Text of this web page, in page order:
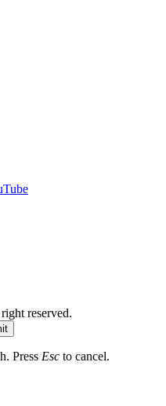
reserved.
Press Esc to cancel.